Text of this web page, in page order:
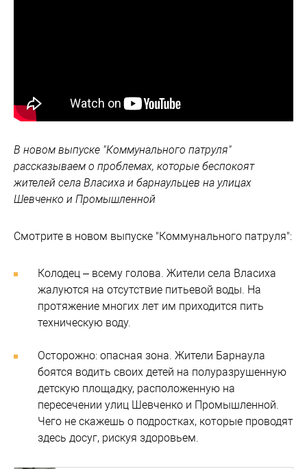
В новом выпуске "Коммунального патруля"
рассказываем о проблемах, которые беспокоят
жителей села Власиха и барнаульцев на улицах
Шевченко и Промышленной
Смотрите в новом выпуске "Коммунального патруля":
Колодец – всему голова. Жители села Власиха
жалуются на отсутствие питьевой воды. На
протяжение многих лет им приходится пить
техническую воду.
Осторожно: опасная зона. Жители Барнаула
боятся водить своих детей на полуразрушенную
детскую площадку, расположенную на
пересечении улиц Шевченко и Промышленной.
Чего не скажешь о подростках, которые проводят
здесь досуг, рискуя здоровьем.